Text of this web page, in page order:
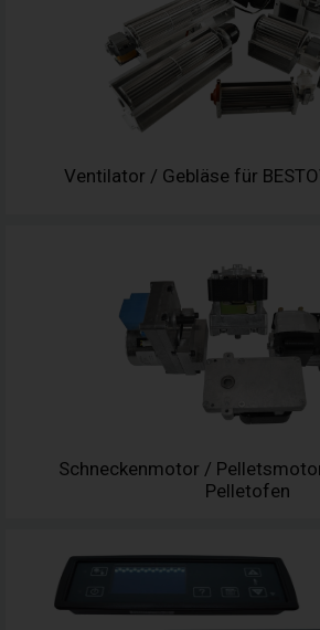
Ventilator / Gebläse für
Schneckenmotor /
Pelletofen